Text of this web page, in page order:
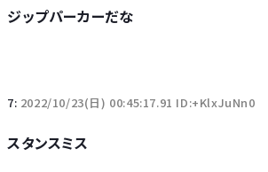
ジップパーカーだな
7: 2022/10/23(日) 00:45:17.91 ID:+KlxJuNn0
スタンスミス